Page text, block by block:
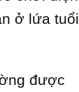
ở lứa tuổi
được